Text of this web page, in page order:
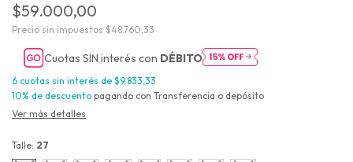
$59.000,00
Precio sin impuestos $48.760,33
Cuotas SIN interés con DÉBITO
6 cuotas sin interés de $9.833,33
10% de descuento pagando con Transferencia o depósito
Ver más detalles
Talle: 27